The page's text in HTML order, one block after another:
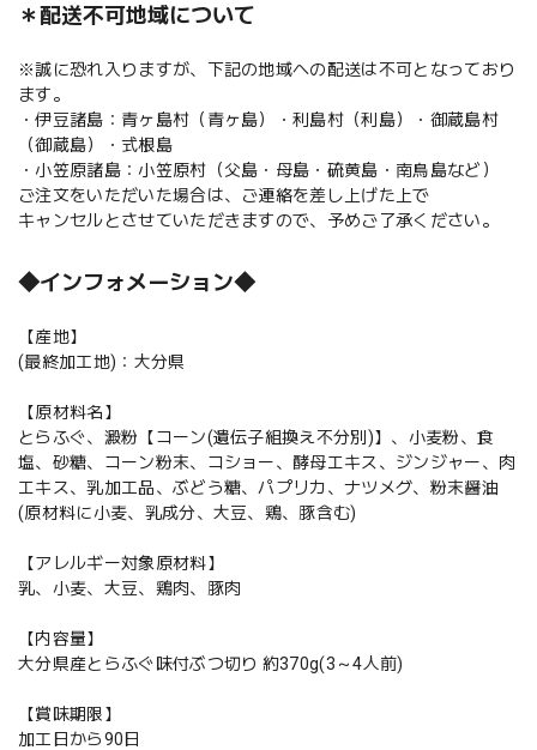
＊配送不可地域について
※誠に恐れ入りますが、下記の地域への配送は不可となっており
ます。
・伊豆諸島：青ヶ島村（青ヶ島）・利島村（利島）・御蔵島村
（御蔵島）・式根島
・小笠原諸島：小笠原村（父島・母島・硫黄島・南鳥島など）
ご注文をいただいた場合は、ご連絡を差し上げた上で
キャンセルとさせていただきますので、予めご了承ください。
◆インフォメーション◆
【産地】
(最終加工地)：大分県
【原材料名】
とらふぐ、澱粉【コーン(遺伝子組換え不分別)】、小麦粉、食
塩、砂糖、コーン粉末、コショー、酵母エキス、ジンジャー、肉
エキス、乳加工品、ぶどう糖、パプリカ、ナツメグ、粉末醤油
(原材料に小麦、乳成分、大豆、鶏、豚含む)
【アレルギー対象原材料】
乳、小麦、大豆、鶏肉、豚肉
【内容量】
大分県産とらふぐ味付ぶつ切り 約370g(3～4人前)
【賞味期限】
加工日から90日